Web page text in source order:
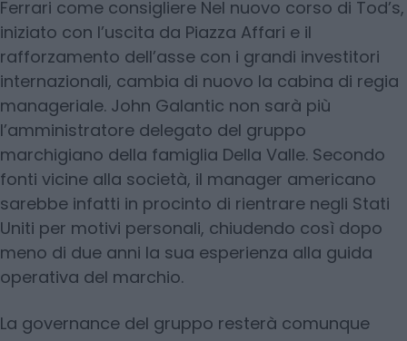
Ferrari come consigliere Nel nuovo corso di Tod’s,
iniziato con l’uscita da Piazza Affari e il
rafforzamento dell’asse con i grandi investitori
internazionali, cambia di nuovo la cabina di regia
manageriale. John Galantic non sarà più
l’amministratore delegato del gruppo
marchigiano della famiglia Della Valle. Secondo
fonti vicine alla società, il manager americano
sarebbe infatti in procinto di rientrare negli Stati
Uniti per motivi personali, chiudendo così dopo
meno di due anni la sua esperienza alla guida
operativa del marchio.
La governance del gruppo resterà comunque